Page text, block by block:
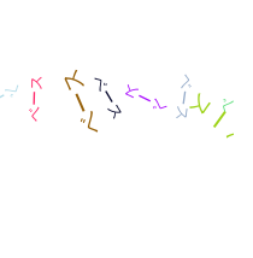
ベース
ベ
ー
ス
ベース
ベース
ベース
ベース
ベース
ベース